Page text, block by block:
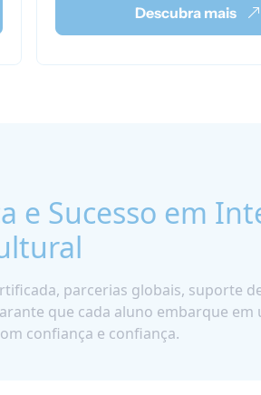
Descubra mais
e Sucesso em
parcerias globais, suporte
que cada aluno embarque em
confiança e confiança.